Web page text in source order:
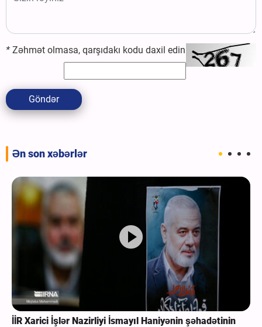
* Zəhmət olmasa, qarşıdakı kodu daxil edin
Göndər
Ən son xəbərlər
İİR Xarici İşlər Nazirliyi İsmayıl Haniyənin şəhadətinin